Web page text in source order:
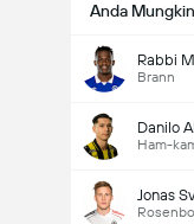
Anda
Rabbi
Brann
Danilo
Ham-
Jonas